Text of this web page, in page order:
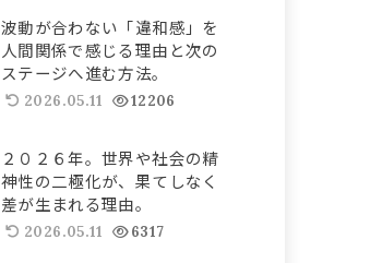
波動が合わない「違和感」を
人間関係で感じる理由と次の
ステージへ進む方法。
2026.05.11 12206
２０２６年。世界や社会の精
神性の二極化が、果てしなく
差が生まれる理由。
2026.05.11 6317